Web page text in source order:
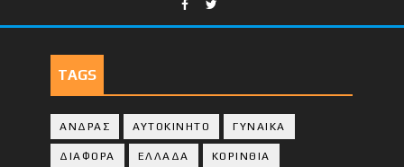
TAGS
ΑΝΔΡΑΣ ΑΥΤΟΚΙΝΗΤΟ ΓΥΝΑΙΚΑ
ΔΙΑΦΟΡΑ ΕΛΛΑΔΑ ΚΟΡΙΝΘΙΑ